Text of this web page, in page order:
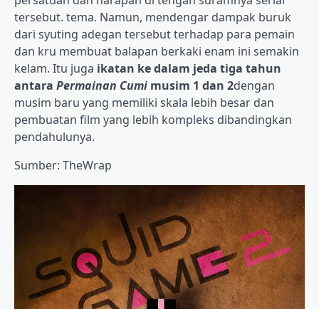
tersebut. tema. Namun, mendengar dampak buruk
dari syuting adegan tersebut terhadap para pemain
dan kru membuat balapan berkaki enam ini semakin
kelam. Itu juga ikatan ke dalam jeda tiga tahun
antara Permainan Cumi musim 1 dan 2dengan
musim baru yang memiliki skala lebih besar dan
pembuatan film yang lebih kompleks dibandingkan
pendahulunya.
Sumber: TheWrap